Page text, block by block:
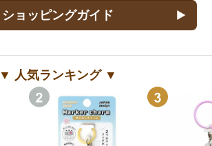
ショッピングガイド
▼ 人気ランキング ▼